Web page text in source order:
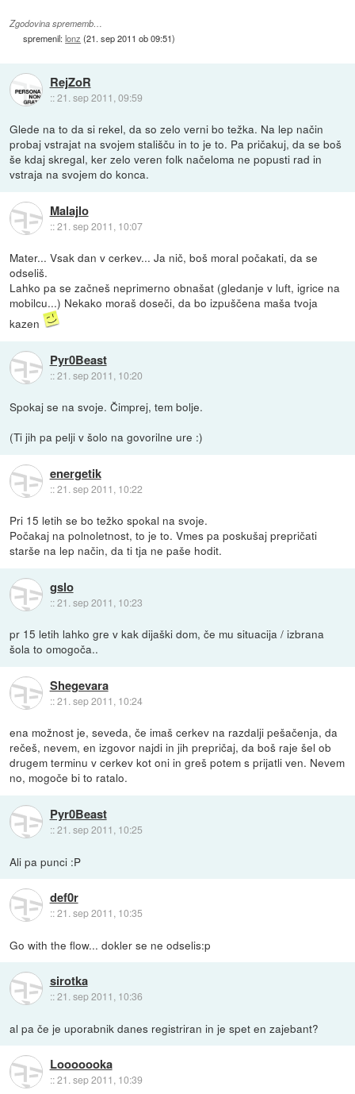
Zgodovina sprememb…
spremenil:lonz (21. sep 2011 ob 09:51)
RejZoR
::21. sep 2011, 09:59
Glede na to da si rekel, da so zelo verni bo težka. Na lep način
probaj vstrajat na svojem stališču in to je to. Pa pričakuj, da se boš
še kdaj skregal, ker zelo veren folk načeloma ne popusti rad in
vstraja na svojem do konca.
Malajlo
::21. sep 2011, 10:07
Mater... Vsak dan v cerkev... Ja nič, boš moral počakati, da se
odseliš.
Lahko pa se začneš neprimerno obnašat (gledanje v luft, igrice na
mobilcu...) Nekako moraš doseči, da bo izpuščena maša tvoja
kazen
Pyr0Beast
::21. sep 2011, 10:20
Spokaj se na svoje. Čimprej, tem bolje.
(Ti jih pa pelji v šolo na govorilne ure :)
energetik
::21. sep 2011, 10:22
Pri 15 letih se bo težko spokal na svoje.
Počakaj na polnoletnost, to je to. Vmes pa poskušaj prepričati
starše na lep način, da ti tja ne paše hodit.
gslo
::21. sep 2011, 10:23
pr 15 letih lahko gre v kak dijaški dom, če mu situacija / izbrana
šola to omogoča..
Shegevara
::21. sep 2011, 10:24
ena možnost je, seveda, če imaš cerkev na razdalji pešačenja, da
rečeš, nevem, en izgovor najdi in jih prepričaj, da boš raje šel ob
drugem terminu v cerkev kot oni in greš potem s prijatli ven. Nevem
no, mogoče bi to ratalo.
Pyr0Beast
::21. sep 2011, 10:25
Ali pa punci :P
def0r
::21. sep 2011, 10:35
Go with the flow... dokler se ne odselis:p
sirotka
::21. sep 2011, 10:36
al pa če je uporabnik danes registriran in je spet en zajebant?
Looooooka
::21. sep 2011, 10:39